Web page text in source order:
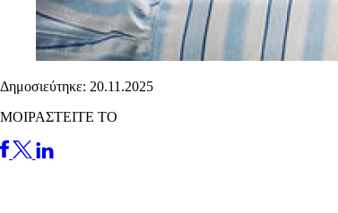
Δημοσιεύτηκε: 20.11.2025
ΜΟΙΡΑΣΤΕΙΤΕ ΤΟ